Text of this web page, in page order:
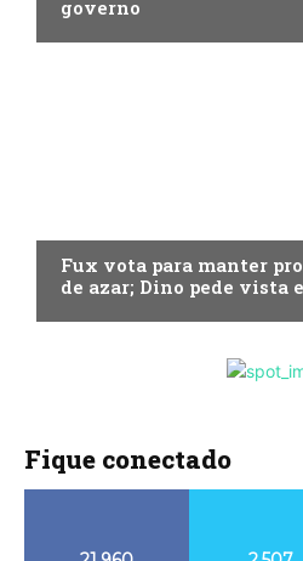
governo
Fux vota para manter
de azar; Dino pede vista
Fique conectado